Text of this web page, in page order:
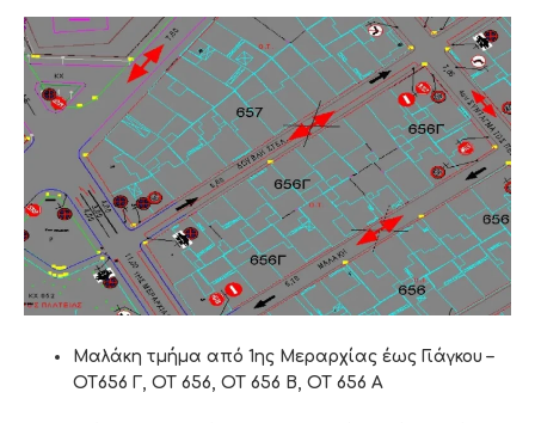
Μαλάκη τμήμα από 1ης Μεραρχίας έως Γιάγκου –
ΟΤ656 Γ, ΟΤ 656, ΟΤ 656 Β, ΟΤ 656 Α